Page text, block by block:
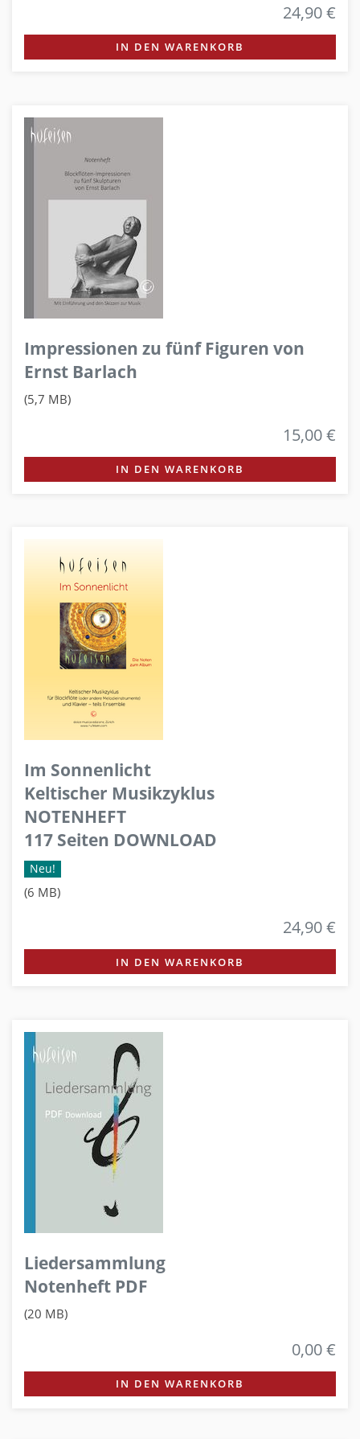
24,90 €
IN DEN WARENKORB
Impressionen zu fünf Figuren von
Ernst Barlach
(5,7 MB)
15,00 €
IN DEN WARENKORB
Im Sonnenlicht
Keltischer Musikzyklus
NOTENHEFT
117 Seiten DOWNLOAD
Neu!
(6 MB)
24,90 €
IN DEN WARENKORB
Liedersammlung
Notenheft PDF
(20 MB)
0,00 €
IN DEN WARENKORB